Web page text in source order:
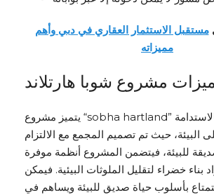
مستقبل الاستثمار العقاري في دبي وأهم
مميزاته
يتميز مشروع “sobha hartland” أيضاً بالتزامه بالاستدامة
البيئة، حيث تم تصميم المجمع مع الالتزام
للبيئة، فيتضمن المشروع أنظمة موفرة
بناء خضراء لتقليل الملوثات البيئية. فيمكن
بأسلوب حياة صديق للبيئة ويساهم في